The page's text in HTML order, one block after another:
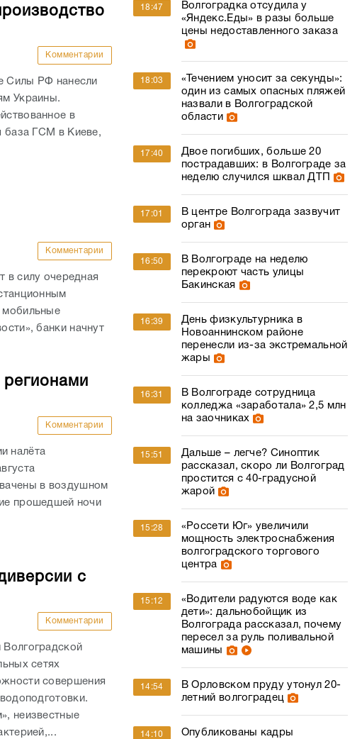
Комментарии
Силы РФ нанесли
Украины.
в
база ГСМ в Киеве,
Комментарии
в силу очередная
мобильные
банки начнут
Комментарии
налёта
в воздушном
прошедшей ночи
с
Комментарии
сетях
совершения
неизвестные
18:47
Волгоградка отсудила у
«Яндекс.Еды» в разы больше
цены недоставленного заказа
18:03
«Течением уносит за секунды»:
один из самых опасных пляжей
назвали в Волгоградской
области
17:40
Двое погибших, больше 20
пострадавших: в Волгограде за
неделю случился шквал ДТП
17:01
В центре Волгограда зазвучит
орган
16:50
В Волгограде на неделю
перекроют часть улицы
Бакинская
16:39
День физкультурника в
Новоаннинском районе
перенесли из-за экстремальной
жары
16:31
В Волгограде сотрудница
колледжа «заработала» 2,5 млн
на заочниках
15:51
Дальше – легче? Синоптик
рассказал, скоро ли Волгоград
простится с 40-градусной
жарой
15:28
«Россети Юг» увеличили
мощность электроснабжения
волгоградского торгового
центра
15:12
«Водители радуются воде как
дети»: дальнобойщик из
Волгограда рассказал, почему
пересел за руль поливальной
машины
14:54
В Орловском пруду утонул 20-
летний волгоградец
14:10
Опубликованы кадры